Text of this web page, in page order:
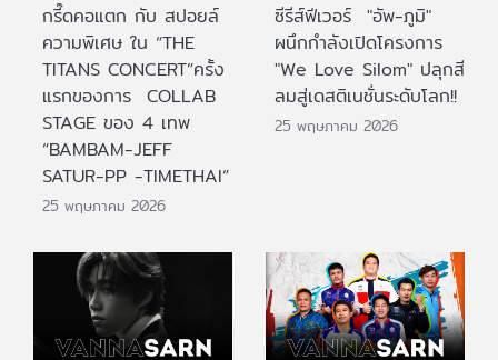
กรี๊ดคอแตก กับ สปอยล์
ความพิเศษ ใน “THE
TITANS CONCERT”ครั้ง
แรกของการ COLLAB
STAGE ของ 4 เทพ
“BAMBAM-JEFF
SATUR-PP -TIMETHAI”
25 พฤษภาคม 2026
ซีรีส์ฟีเวอร์ "อัพ-ภูมิ"
ผนึกกำลังเปิดโครงการ
"We Love Silom" ปลุกสี
ลมสู่เดสติเนชั่นระดับโลก!!
25 พฤษภาคม 2026